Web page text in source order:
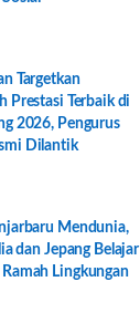
Targetkan
Prestasi Terbaik di
2026, Pengurus
Dilantik
Mendunia,
dan Jepang Belajar
Lingkungan